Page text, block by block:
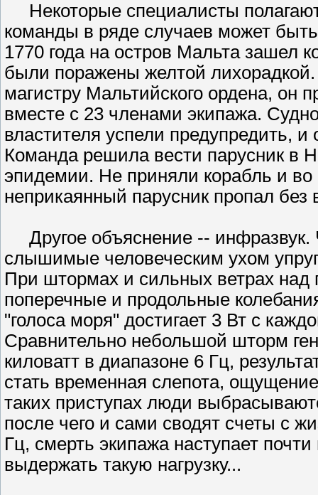
Некоторые специалисты
команды в ряде случаев может
1770 года на остров Мальта зашел
были поражены желтой
магистру Мальтийского ордена, он
вместе с 23 членами экипажа.
властителя успели предупредить, и
Команда решила вести парусник в
эпидемии. Не приняли корабль и
неприкаянный парусник пропал без
Другое объяснение -- инфразвук.
слышимые человеческим ухом
При штормах и сильных ветрах над
поперечные и продольные
"голоса моря" достигает 3 Вт с
Сравнительно небольшой шторм
киловатт в диапазоне 6 Гц,
стать временная слепота,
таких приступах люди
после чего и сами сводят счеты с
Гц, смерть экипажа наступает
выдержать такую нагрузку...